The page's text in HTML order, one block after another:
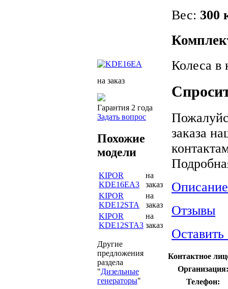
на заказ
Гарантия 2 года
Задать вопрос
Похожие
модели
KIPOR
KDE16EA3
на
заказ
KIPOR
KDE12STA
на
заказ
KIPOR
KDE12STA3
на
заказ
Другие
предложения
раздела
"Дизельные
генераторы"
Вес: 300
Колеса в
заказа
Отзывы
Оставить
Контактное
Организация:
Телефон: